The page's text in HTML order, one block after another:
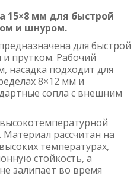
15×8 мм для быстрой
и шнуром.
для быстрой
прутком. Рабочий
насадка подходит для
8×12 мм и
сопла с внешним
рассчитан на
температурах,
стойкость, а
залипает во время